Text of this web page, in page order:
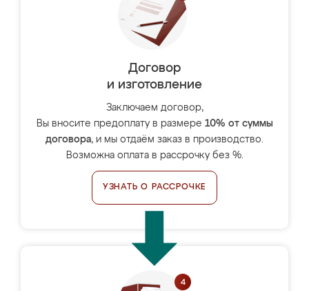
Договор
и изготовление
Заключаем договор,
Вы вносите предоплату в размере 10% от суммы
договора, и мы отдаём заказ в производство.
Возможна оплата в рассрочку без %.
УЗНАТЬ О РАССРОЧКЕ